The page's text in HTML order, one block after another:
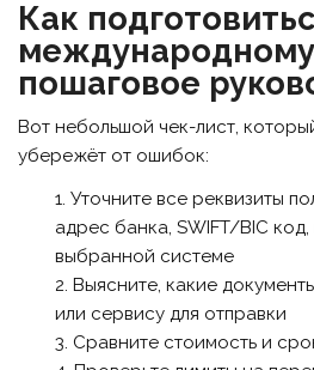
Как
пошаговое
Вот небольшой чек-лист,
убережёт от ошибок:
Уточните все реквизиты
адрес банка, SWIFT/BIC
выбранной системе
Выясните, какие
или сервису для отправки
Сравните стоимость и